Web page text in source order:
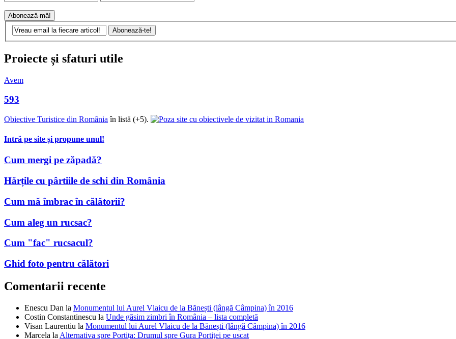
Proiecte și sfaturi utile
Avem
593
Obiective Turistice din România
Intră pe site și propune unul!
Cum mergi pe zăpadă?
Hărțile cu pârtiile de schi din România
Cum mă îmbrac în călătorii?
Cum aleg un rucsac?
Cum "fac" rucsacul?
Ghid foto pentru călători
Comentarii recente
Enescu Danla Monumentul lui Aurel Vlaicu de la Bănești (lângă Câmpina) în 2016
Visan LaurentiulaMonumentul lui Aurel Vlaicu de la Bănești (lângă Câmpina) în 2016
MarcelalaAlternativa spre Portița: Drumul spre Gura Portiței pe uscat
DanlaMonumentul lui Aurel Vlaicu de la Bănești (lângă Câmpina) în 2016